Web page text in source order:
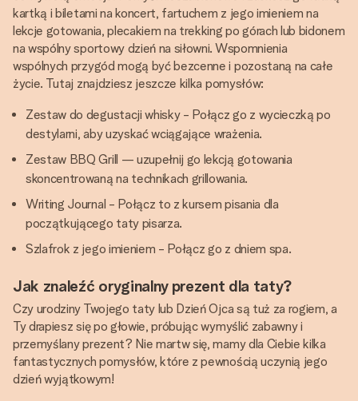
kartką i biletami na koncert, fartuchem z jego imieniem na
lekcje gotowania, plecakiem na trekking po górach lub bidonem
na wspólny sportowy dzień na siłowni. Wspomnienia
wspólnych przygód mogą być bezcenne i pozostaną na całe
życie. Tutaj znajdziesz jeszcze kilka pomysłów:
Zestaw do degustacji whisky - Połącz go z wycieczką po
destylarni, aby uzyskać wciągające wrażenia.
Zestaw BBQ Grill — uzupełnij go lekcją gotowania
skoncentrowaną na technikach grillowania.
Writing Journal - Połącz to z kursem pisania dla
początkującego taty pisarza.
Szlafrok z jego imieniem - Połącz go z dniem spa.
Jak znaleźć oryginalny prezent dla taty?
Czy urodziny Twojego taty lub Dzień Ojca są tuż za rogiem, a
Ty drapiesz się po głowie, próbując wymyślić zabawny i
przemyślany prezent? Nie martw się, mamy dla Ciebie kilka
fantastycznych pomysłów, które z pewnością uczynią jego
dzień wyjątkowym!